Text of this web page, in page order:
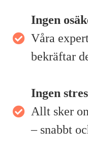
Ingen
Våra
bekräftar
Ingen
Allt sker
– snabbt